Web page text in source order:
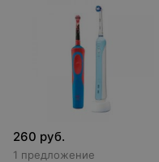
260 руб.
1 предложение